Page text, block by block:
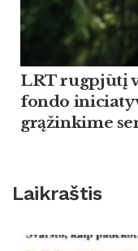
LRT rugpjūtį
fondo
grąžinkime
Laikraštis